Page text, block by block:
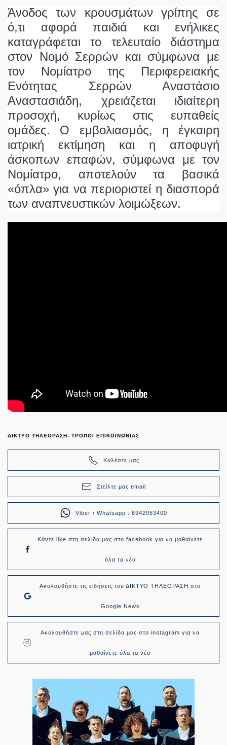
Άνοδος των κρουσμάτων γρίπης σε
ό,τι αφορά παιδιά και ενήλικες
καταγράφεται το τελευταίο διάστημα
στον Νομό Σερρών και σύμφωνα με
τον Νομίατρο της Περιφερειακής
Ενότητας Σερρών Αναστάσιο
Αναστασιάδη, χρειάζεται ιδιαίτερη
προσοχή, κυρίως στις ευπαθείς
ομάδες. Ο εμβολιασμός, η έγκαιρη
ιατρική εκτίμηση και η αποφυγή
άσκοπων επαφών, σύμφωνα με τον
Νομίατρο, αποτελούν τα βασικά
«όπλα» για να περιοριστεί η διασπορά
των αναπνευστικών λοιμώξεων.
ΔΙΚΤΥΟ ΤΗΛΕΟΡΑΣΗ- ΤΡΟΠΟΙ ΕΠΙΚΟΙΝΩΝΙΑΣ
Καλέστε μας
Στείλτε μας email
Viber / Whatsapp : 6942053400
Κάντε like στη σελίδα μας στο facebook για να μαθαίνετε
όλα τα νέα
Ακολουθήστε τις ειδήσεις του ΔΙΚΤΥΟ ΤΗΛΕΟΡΑΣΗ στο
Google News
Ακολουθήστε μας στη σελίδα μας στο instagram για να
μαθαίνετε όλα τα νέα